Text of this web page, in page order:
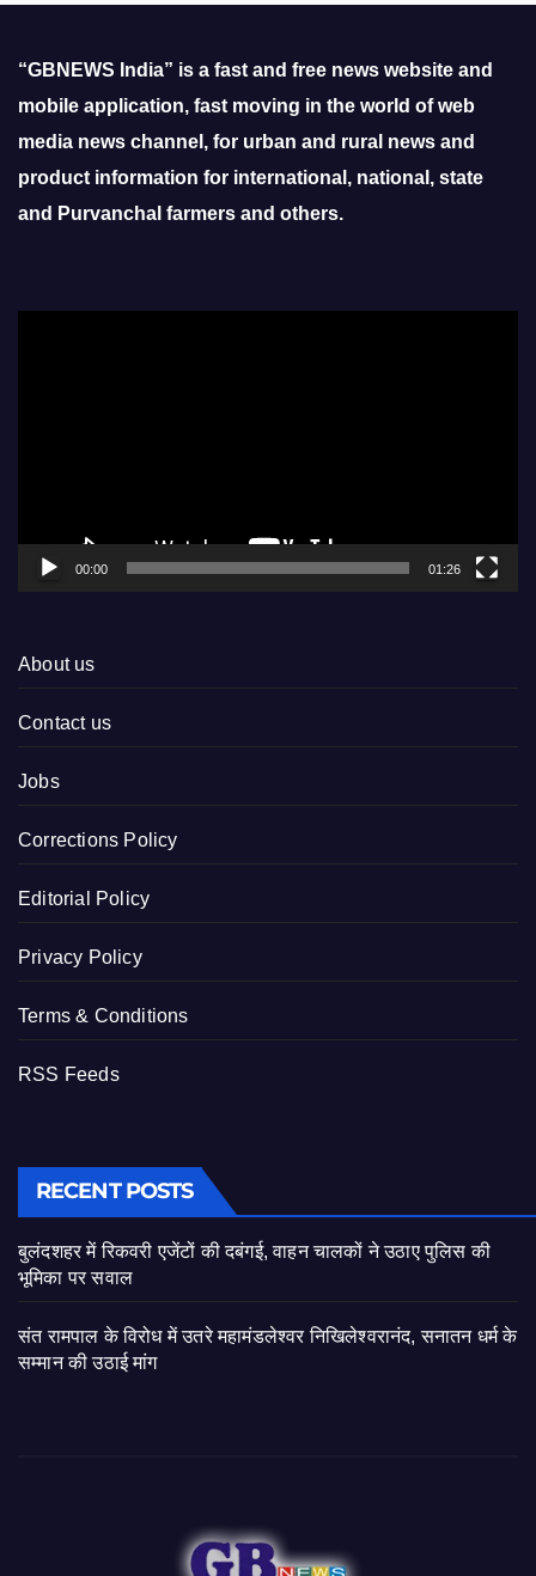
“GBNEWS India” is a fast and free news website and
mobile application, fast moving in the world of web
media news channel, for urban and rural news and
product information for international, national, state
and Purvanchal farmers and others.
00:00 01:26
About us
Contact us
Jobs
Corrections Policy
Editorial Policy
Privacy Policy
Terms & Conditions
RSS Feeds
RECENT POSTS
बुलंदशहर में रिकवरी एजेंटों की दबंगई, वाहन चालकों ने उठाए पुलिस की
भूमिका पर सवाल
संत रामपाल के विरोध में उतरे महामंडलेश्वर निखिलेश्वरानंद, सनातन धर्म के
सम्मान की उठाई मांग